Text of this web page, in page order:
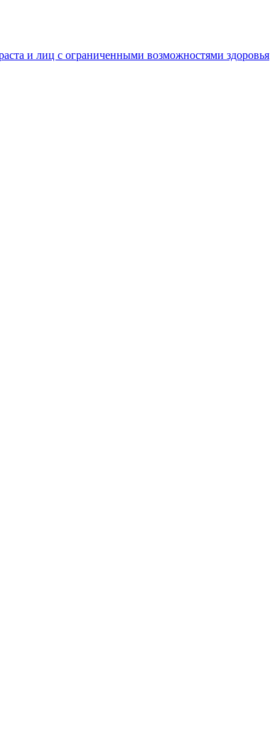
и лиц с ограниченными возможностями здоровья